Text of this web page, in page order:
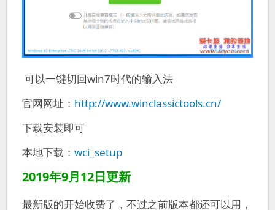
可以一键切回win7时代的输入法
官网网址： http://www.winclassictools.cn/
下载安装即可
本地下载： wci_setup
2019年9月12日更新
最新版的开始收费了，不过之前版本都还可以用，